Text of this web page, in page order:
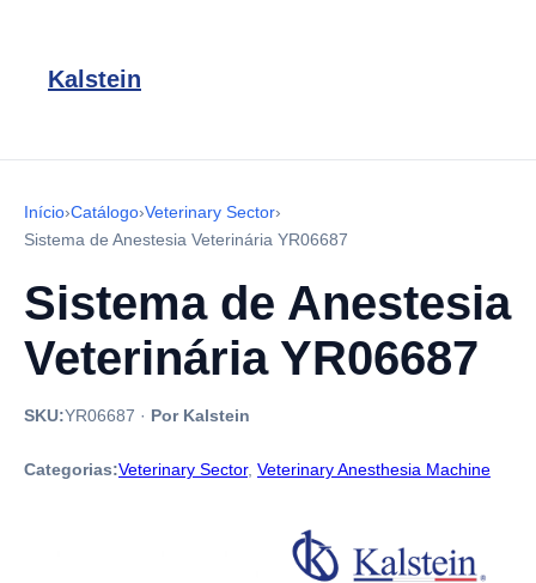
Kalstein
Início›Catálogo›Veterinary Sector›
Sistema de Anestesia Veterinária YR06687
Sistema de Anestesia
Veterinária YR06687
SKU:YR06687 · Por Kalstein
Categorias:Veterinary Sector, Veterinary Anesthesia Machine